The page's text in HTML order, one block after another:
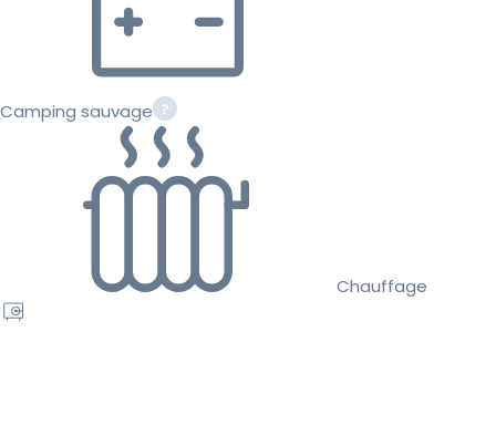
Camping sauvage
Chauffage